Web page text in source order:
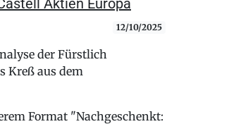
Aktien Europa
12/10/2025
der Fürstlich
Kreß aus dem
Format "Nachgeschenkt: